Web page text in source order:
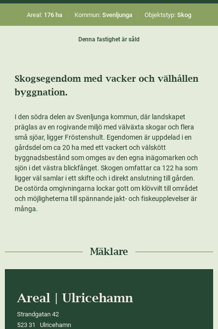
Areal: 176 ha Kommun: Svenljunga Objektstyp: Skog
Denna fastighet är såld
Skogsegendom med vacker och välhållen
byggnation.
I den södra delen av Svenljunga kommun, där landskapet
präglas av en rogivande miljö med välväxta skogar och flera
små sjöar, ligger Fröstenshult. Egendomen är uppdelad i en
gårdsdel om ca 20 ha med ett vackert och välskött
byggnadsbestånd som omges av den egna inägomarken och
sjön i det västra blickfånget. Skogen omfattar ca 122 ha som
ligger väl samlar i ett skifte och i direkt anslutning till gården.
De ostörda omgivningarna lockar gott om klövvilt till området
och möjligheterna till spännande jakt- och fiskeupplevelser är
många.
Mäklare
Areal | Ulricehamn
Strandgatan 42
523 31 Ulricehamn